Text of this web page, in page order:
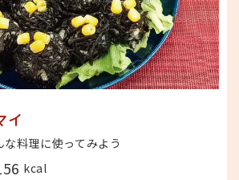
イ
料理に使ってみよう
kcal